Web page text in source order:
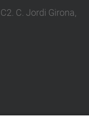
C. Jordi Girona,